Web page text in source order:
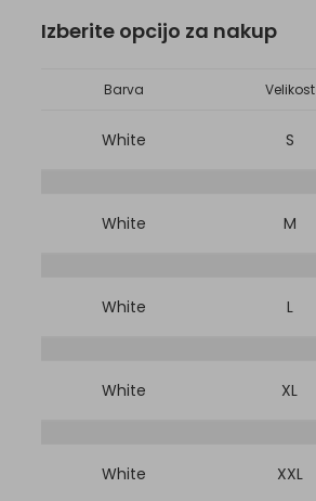
Izberite opcijo za nakup
Barva Velikost
White S
White M
White L
White XL
White XXL